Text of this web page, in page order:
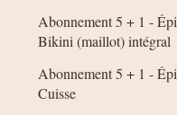
Abonnement 5 + 1 -
Bikini (maillot) intégral
Abonnement 5 + 1 -
Cuisse